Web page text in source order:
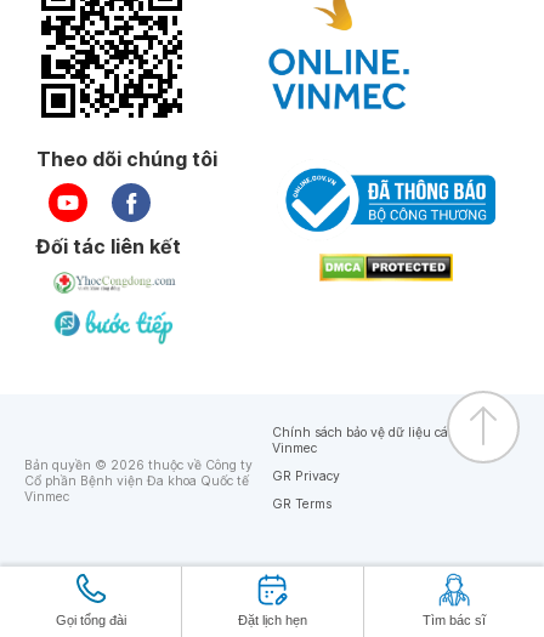
Gọi tổng đài Đặt lịch hẹn Tìm bác sĩ
Theo dõi chúng tôi
Đối tác liên kết
Bản quyền © 2026 thuộc về Công ty
Cổ phần Bệnh viện Đa khoa Quốc tế
Vinmec
Chính sách bảo vệ dữ liệu cá nhân của
Vinmec
GR Privacy
GR Terms